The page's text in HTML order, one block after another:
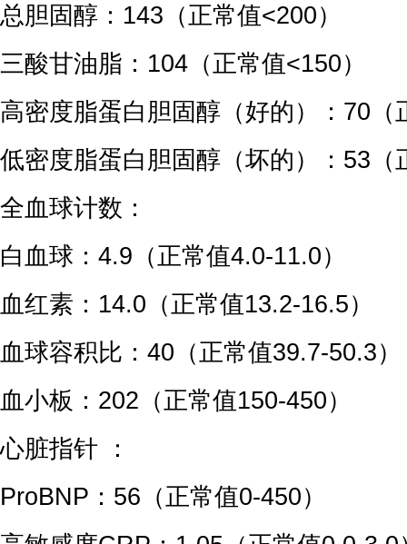
总胆固醇：143（正常值<200）
三酸甘油脂：104（正常值<150）
高密度脂蛋白胆固醇（好的）：70（
低密度脂蛋白胆固醇（坏的）：53（
全血球计数：
白血球：4.9（正常值4.0-11.0）
血红素：14.0（正常值13.2-16.5）
血球容积比：40（正常值39.7-50.3）
血小板：202（正常值150-450）
心脏指针 ：
ProBNP：56（正常值0-450）